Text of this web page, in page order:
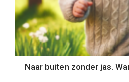
Naar buiten zonder jas.